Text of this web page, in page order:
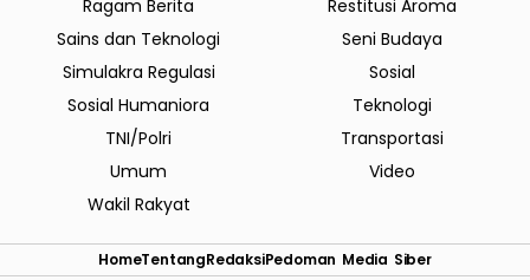
Ragam Berita
Restitusi Aroma
Sains dan Teknologi
Seni Budaya
Simulakra Regulasi
Sosial
Sosial Humaniora
Teknologi
TNI/Polri
Transportasi
Umum
Video
Wakil Rakyat
HomeTentangRedaksiPedoman Media Siber